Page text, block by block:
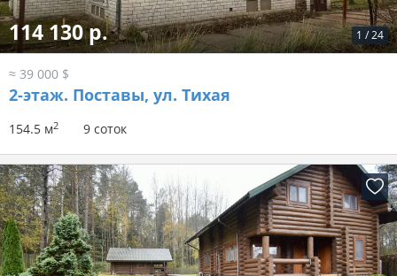
1 /24
114 130 р.
≈ 39 000 $
2-этаж. Поставы, ул. Тихая
154.5 м2 9 соток